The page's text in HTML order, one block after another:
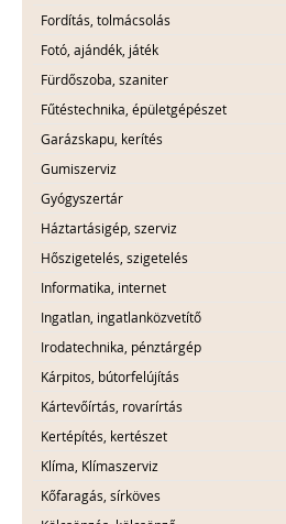
Fordítás, tolmácsolás
Fotó, ajándék, játék
Fürdőszoba, szaniter
Fűtéstechnika, épületgépészet
Garázskapu, kerítés
Gumiszerviz
Gyógyszertár
Háztartásigép, szerviz
Hőszigetelés, szigetelés
Informatika, internet
Ingatlan, ingatlanközvetítő
Irodatechnika, pénztárgép
Kárpitos, bútorfelújítás
Kártevőírtás, rovarírtás
Kertépítés, kertészet
Klíma, Klímaszerviz
Kőfaragás, sírköves